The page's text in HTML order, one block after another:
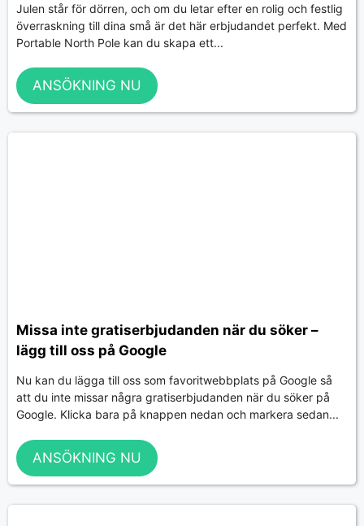
Julen står för dörren, och om du letar efter en rolig och festlig
överraskning till dina små är det här erbjudandet perfekt. Med
Portable North Pole kan du skapa ett...
ANSÖKNING NU
Missa inte gratiserbjudanden när du söker –
lägg till oss på Google
Nu kan du lägga till oss som favoritwebbplats på Google så
att du inte missar några gratiserbjudanden när du söker på
Google. Klicka bara på knappen nedan och markera sedan...
ANSÖKNING NU